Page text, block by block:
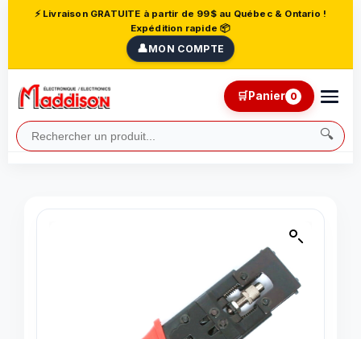
⚡ Livraison GRATUITE à partir de 99$ au Québec & Ontario !
Expédition rapide 📦
👤MON COMPTE
🔍
🛒Panier 0